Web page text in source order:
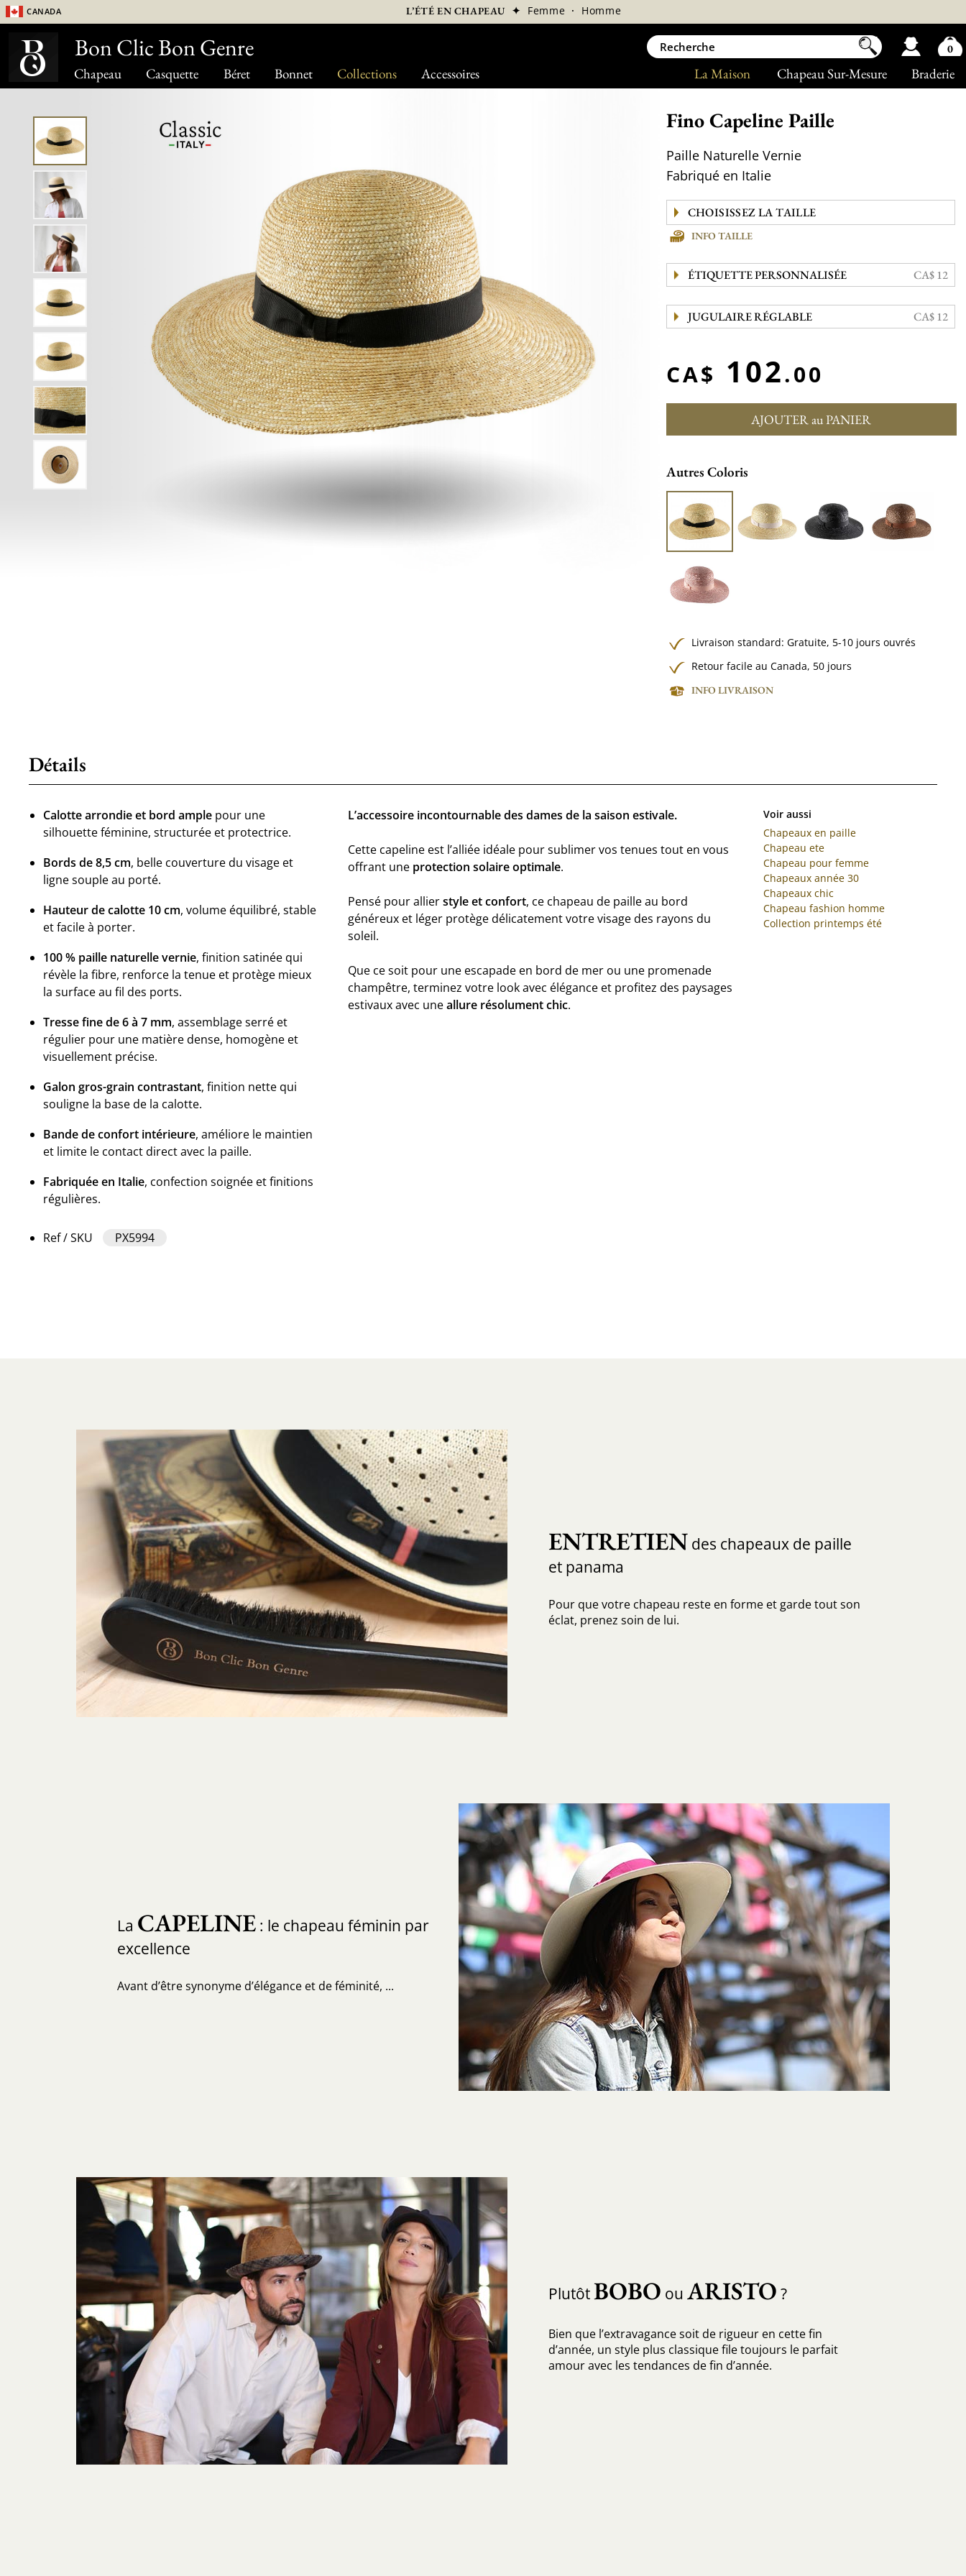
Chapeau Casquette Béret Bonnet Collections Accessoires Braderie
Chapeau Sur-Mesure
La Maison
Canada L’ÉTÉ EN CHAPEAU ✦ Femme · Homme
Fino Capeline Paille
Paille Naturelle Vernie
Fabriqué en Italie
INFO TAILLE
ÉTIQUETTE PERSONNALISÉE CA$ 12
JUGULAIRE RÉGLABLE CA$ 12
CA$ 102.00
AJOUTER au PANIER
Autres Coloris
Livraison standard:Gratuite, 5-10 jours ouvrés
Retour facile au Canada, 50 jours
INFO LIVRAISON
Détails
Calotte arrondie et bord amplepour une
silhouette féminine, structurée et protectrice.
Bords de 8,5 cm, belle couverture du visage et
ligne souple au porté.
Hauteur de calotte 10 cm, volume équilibré, stable
et facile à porter.
100 % paille naturelle vernie, finition satinée qui
révèle la fibre, renforce la tenue et protège mieux
la surface au fil des ports.
Tresse fine de 6 à 7 mm, assemblage serré et
régulier pour une matière dense, homogène et
visuellement précise.
Galon gros-grain contrastant, finition nette qui
souligne la base de la calotte.
Bande de confort intérieure, améliore le maintien
et limite le contact direct avec la paille.
Fabriquée en Italie, confection soignée et finitions
régulières.
Ref / SKU PX5994
L’accessoire incontournable des dames de la saison estivale.
Cette capeline est l’alliée idéale pour sublimer vos tenues tout en vous
offrant une protection solaire optimale.
Pensé pour allierstyle et confort, ce chapeau de paille au bord
généreux et léger protège délicatement votre visage des rayons du
soleil.
Que ce soit pour une escapade en bord de mer ou une promenade
champêtre, terminez votre look avec élégance et profitez des paysages
estivaux avec uneallure résolument chic.
Voir aussi
Chapeaux en paille
Chapeau ete
Chapeau pour femme
Chapeaux année 30
Chapeaux chic
Chapeau fashion homme
Collection printemps été
ENTRETIEN des chapeaux de paille
et panama
Pour que votre chapeau reste en forme et garde tout son
éclat, prenez soin de lui.
La CAPELINE: le chapeau féminin par
excellence
Avant d’être synonyme d’élégance et de féminité, ...
PlutôtBOBO ou ARISTO ?
Bien que l’extravagance soit de rigueur en cette fin
d’année, un style plus classique file toujours le parfait
amour avec les tendances de fin d’année.
Bon Clic Bon Genre 0